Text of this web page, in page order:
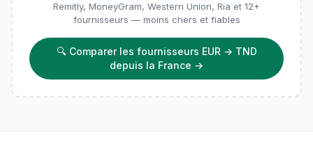
Remitly, MoneyGram, Western Union, Ria et 12+
fournisseurs — moins chers et fiables
🔍 Comparer les fournisseurs EUR → TND
depuis la France →